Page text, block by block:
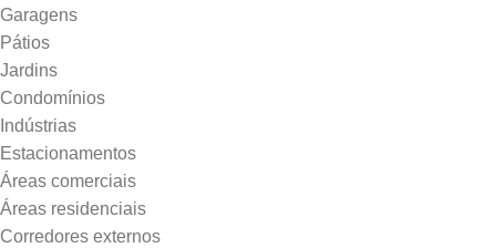
Garagens
Pátios
Jardins
Condomínios
Indústrias
Estacionamentos
Áreas comerciais
Áreas residenciais
Corredores externos